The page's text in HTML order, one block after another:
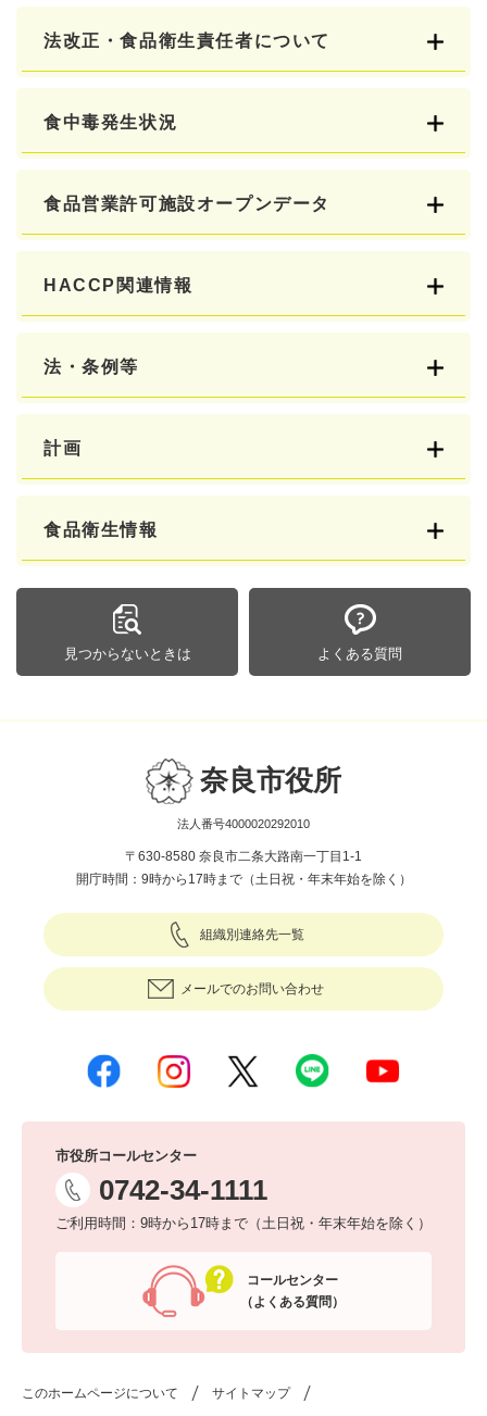
法改正・食品衛生責任者について
食中毒発生状況
食品営業許可施設オープンデータ
HACCP関連情報
法・条例等
計画
食品衛生情報
見つからないときは よくある質問
奈良市役所
法人番号4000020292010
〒630-8580 奈良市二条大路南一丁目1-1
開庁時間：9時から17時まで（土日祝・年末年始を除く）
組織別連絡先一覧
メールでのお問い合わせ
市役所コールセンター
0742-34-1111
ご利用時間：9時から17時まで（土日祝・年末年始を除く）
コールセンター
（よくある質問）
このホームページについて サイトマップ